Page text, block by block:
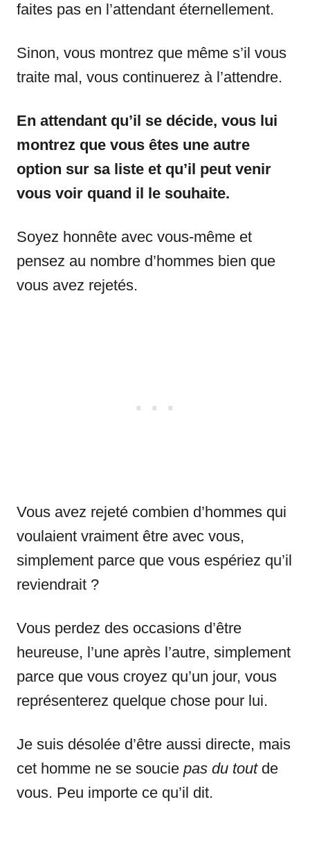
faites pas en l’attendant éternellement.
Sinon, vous montrez que même s’il vous
traite mal, vous continuerez à l’attendre.
En attendant qu’il se décide, vous lui
montrez que vous êtes une autre
option sur sa liste et qu’il peut venir
vous voir quand il le souhaite.
Soyez honnête avec vous-même et
pensez au nombre d’hommes bien que
vous avez rejetés.
Vous avez rejeté combien d’hommes qui
voulaient vraiment être avec vous,
simplement parce que vous espériez qu’il
reviendrait ?
Vous perdez des occasions d’être
heureuse, l’une après l’autre, simplement
parce que vous croyez qu’un jour, vous
représenterez quelque chose pour lui.
Je suis désolée d’être aussi directe, mais
cet homme ne se soucie pas du toutde
vous. Peu importe ce qu’il dit.